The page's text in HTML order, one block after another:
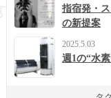
指宿発・
の新提案
2025.5.03
週1の“水